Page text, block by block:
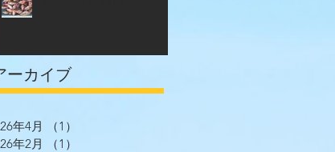
ーカイブ
年4月 （1）
年2月
（1）